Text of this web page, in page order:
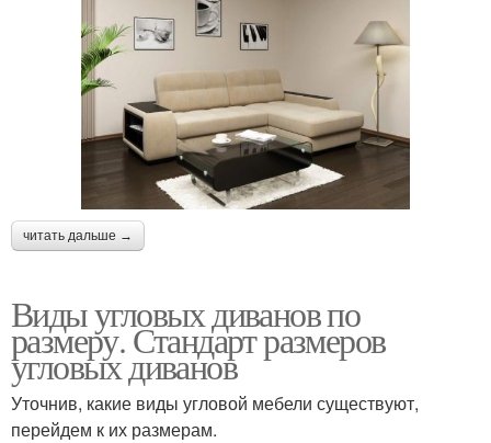
читать дальше →
Виды угловых диванов по
размеру. Стандарт размеров
угловых диванов
Уточнив, какие виды угловой мебели существуют,
перейдем к их размерам.